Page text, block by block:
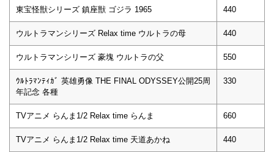
東宝怪獣シリーズ 鎮座獣 ゴジラ 1965 440
ウルトラマンシリーズ Relax time ウルトラの母 440
ウルトラマンシリーズ 豪塊 ウルトラの父 550
ｳﾙﾄﾗﾏﾝﾃｨｶﾞ 英雄勇像 THE FINAL ODYSSEY公開25周
年記念 各種
330
TVアニメ らんま1/2 Relax time らんま 660
TVアニメ らんま1/2 Relax time 天道あかね 440